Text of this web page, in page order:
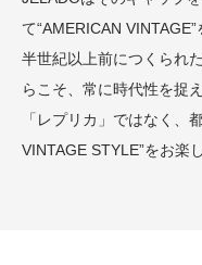
て“AMERICAN
半世紀以上前につくられ
らこそ、常に時代性を捉
「レプリカ」ではなく、
VINTAGE STYLE”をお楽